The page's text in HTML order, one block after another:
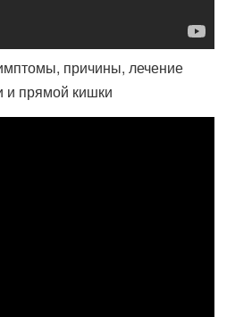
причины, лечение
и прямой кишки